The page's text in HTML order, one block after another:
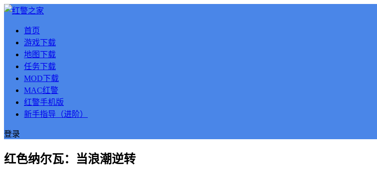
首页
游戏下载
地图下载
任务下载
MOD下载
MAC红警
红警手机版
新手指导（进阶）
登录
红色纳尔瓦：当浪潮逆转